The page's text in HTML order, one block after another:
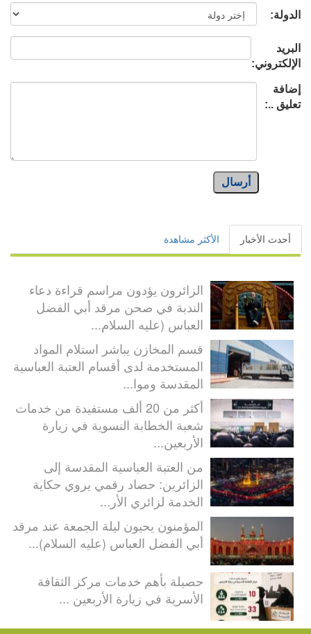
الدولة:
البريد
الإلكتروني:
إضافة
تعليق ..:
أرسال
أحدث الأخبار الأكثر مشاهدة
الزائرون يؤدون مراسم قراءة دعاء
الندبة في صحن مرقد أبي الفضل
العباس (عليه السلام...
قسم المخازن يباشر استلام المواد
المستخدمة لدى أقسام العتبة العباسية
المقدسة وموا...
أكثر من 20 ألف مستفيدة من خدمات
شعبة الخطابة النسوية في زيارة
الأربعين...
من العتبة العباسية المقدسة إلى
الزائرين: حصاد رقمي يروي حكاية
الخدمة لزائري الأر...
المؤمنون يحيون ليلة الجمعة عند مرقد
أبي الفضل العباس (عليه السلام)...
حصيلة بأهم خدمات مركز الثقافة
الأسرية في زيارة الأربعين ...